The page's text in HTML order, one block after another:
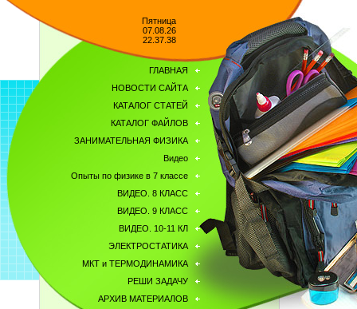
Пятница
07.08.26
22.37.38
ГЛАВНАЯ
НОВОСТИ САЙТА
КАТАЛОГ СТАТЕЙ
КАТАЛОГ ФАЙЛОВ
ЗАНИМАТЕЛЬНАЯ ФИЗИКА
Видео
Опыты по физике в 7 классе
ВИДЕО. 8 КЛАСС
ВИДЕО. 9 КЛАСС
ВИДЕО. 10-11 КЛ
ЭЛЕКТРОСТАТИКА
МКТ и ТЕРМОДИНАМИКА
РЕШИ ЗАДАЧУ
АРХИВ МАТЕРИАЛОВ